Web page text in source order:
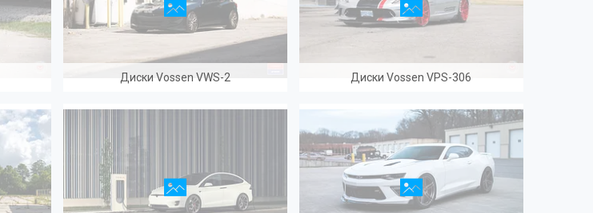
Диски Vossen VWS-2 Диски Vossen VPS-306